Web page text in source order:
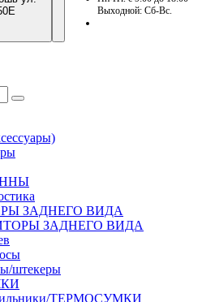
Выходной: Сб-Вс.
ЗАДНЕГО ВИДА
ЗАДНЕГО ВИДА
штекеры
ТЕРМОСУМКИ